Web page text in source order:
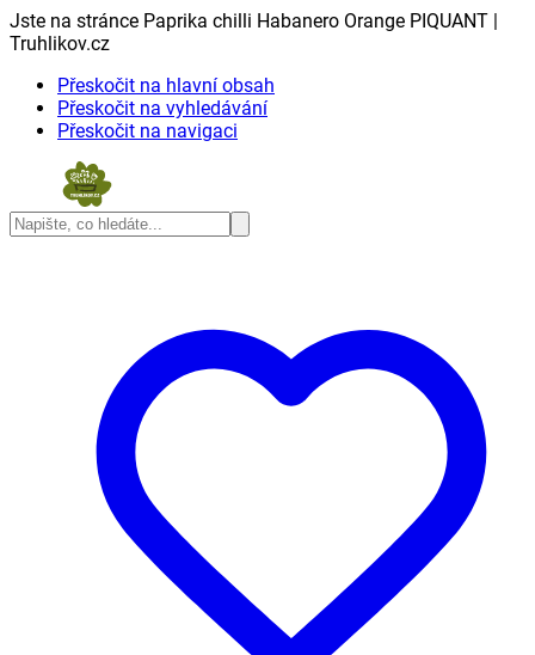
Jste na stránce Paprika chilli Habanero Orange PIQUANT |
Truhlikov.cz
Přeskočit na hlavní obsah
Přeskočit na vyhledávání
Přeskočit na navigaci